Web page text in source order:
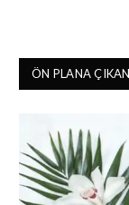
ÖN PLANA